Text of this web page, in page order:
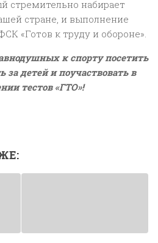
стремительно набирает
стране, и выполнение
«Готов к труду и обороне».
к спорту посетить
за детей и поучаствовать в
тестов «ГТО»!